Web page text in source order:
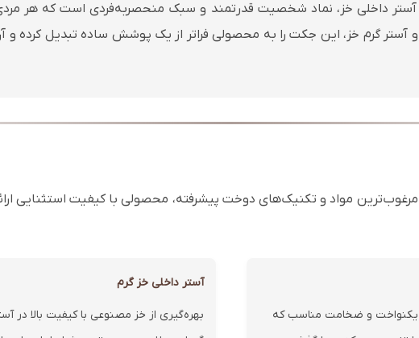
آستر داخلی خز، نماد شخصیت قدرتمند و سبک منحصربه‌فردی است که هر
آستر گرم خز، این جکت را به محصولی فراتر از یک پوشش ساده تبدیل کرده و
مرغوب‌ترین مواد و تکنیک‌های دوخت پیشرفته، محصولی با کیفیت استثنایی
یکنواخت و ضخامت مناسب که
آستر داخلی خز گرم
بهره‌گیری از خز مصنوعی با کیفیت بالا در